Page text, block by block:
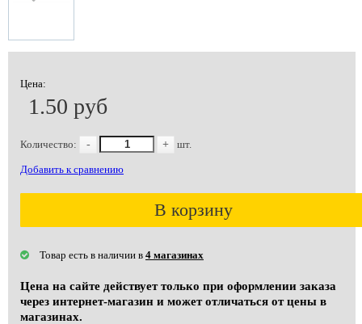
Цена:
1.50 руб
Количество: - + шт.
Добавить к сравнению
В корзину
Товар есть в наличии в 4 магазинах
Цена на сайте действует только при оформлении заказа
через интернет-магазин и может отличаться от цены в
магазинах.